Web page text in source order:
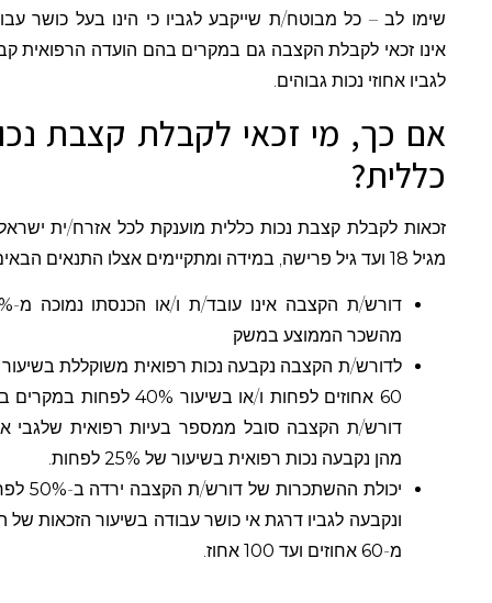
שימו לב – כל מבוטח/ת שייקבע לגביו כי הינו בעל כושר עבודה,
אינו זכאי לקבלת הקצבה גם במקרים בהם הועדה הרפואית קבעה
לגביו אחוזי נכות גבוהים.
אם כך, מי זכאי לקבלת קצבת נכות
כללית?
זכאות לקבלת קצבת נכות כללית מוענקת לכל אזרח/ית ישראלי/ת
מגיל18ועד גיל פרישה, במידה ומתקיימים אצלו התנאים הבאים:
דורש/ת הקצבה אינו עובד/ת ו/או הכנסתו נמוכה מ-60%
מהשכר הממוצע במשק
לדורש/ת הקצבה נקבעה נכות רפואית משוקללת בשיעור של
אחוזים לפחות ו/או בשיעור40%לפחות במקרים בהם
דורש/ת הקצבה סובל ממספר בעיות רפואית שלגבי אחת
מהן נקבעה נכות רפואית בשיעור של25%לפחות.
יכולת ההשתכרות של דורש/ת הקצבה ירדה ב-50%לפחות
ונקבעה לגביו דרגת אי כושר עבודה בשיעור הזכאות של החל
60אחוזים ועד100 אחוז.